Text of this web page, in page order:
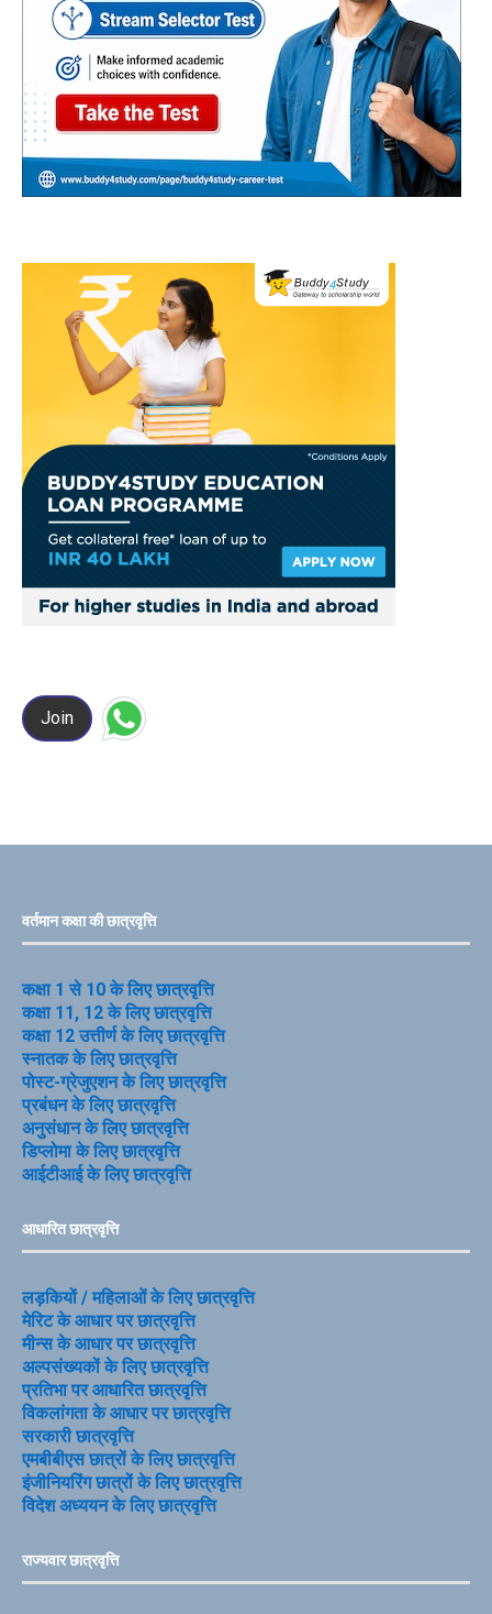
Join
वर्तमान कक्षा की छात्रवृत्ति
कक्षा 1 से 10 के लिए छात्रवृत्ति
कक्षा 11, 12 के लिए छात्रवृत्ति
कक्षा 12 उत्तीर्ण के लिए छात्रवृत्ति
स्नातक के लिए छात्रवृत्ति
पोस्ट-ग्रेजुएशन के लिए छात्रवृत्ति
प्रबंधन के लिए छात्रवृत्ति
अनुसंधान के लिए छात्रवृत्ति
डिप्लोमा के लिए छात्रवृत्ति
आईटीआई के लिए छात्रवृत्ति
आधारित छात्रवृत्ति
लड़कियों / महिलाओं के लिए छात्रवृत्ति
मेरिट के आधार पर छात्रवृत्ति
मीन्स के आधार पर छात्रवृत्ति
अल्पसंख्यकों के लिए छात्रवृत्ति
प्रतिभा पर आधारित छात्रवृत्ति
विकलांगता के आधार पर छात्रवृत्ति
सरकारी छात्रवृत्ति
एमबीबीएस छात्रों के लिए छात्रवृत्ति
इंजीनियरिंग छात्रों के लिए छात्रवृत्ति
विदेश अध्ययन के लिए छात्रवृत्ति
राज्यवार छात्रवृत्ति